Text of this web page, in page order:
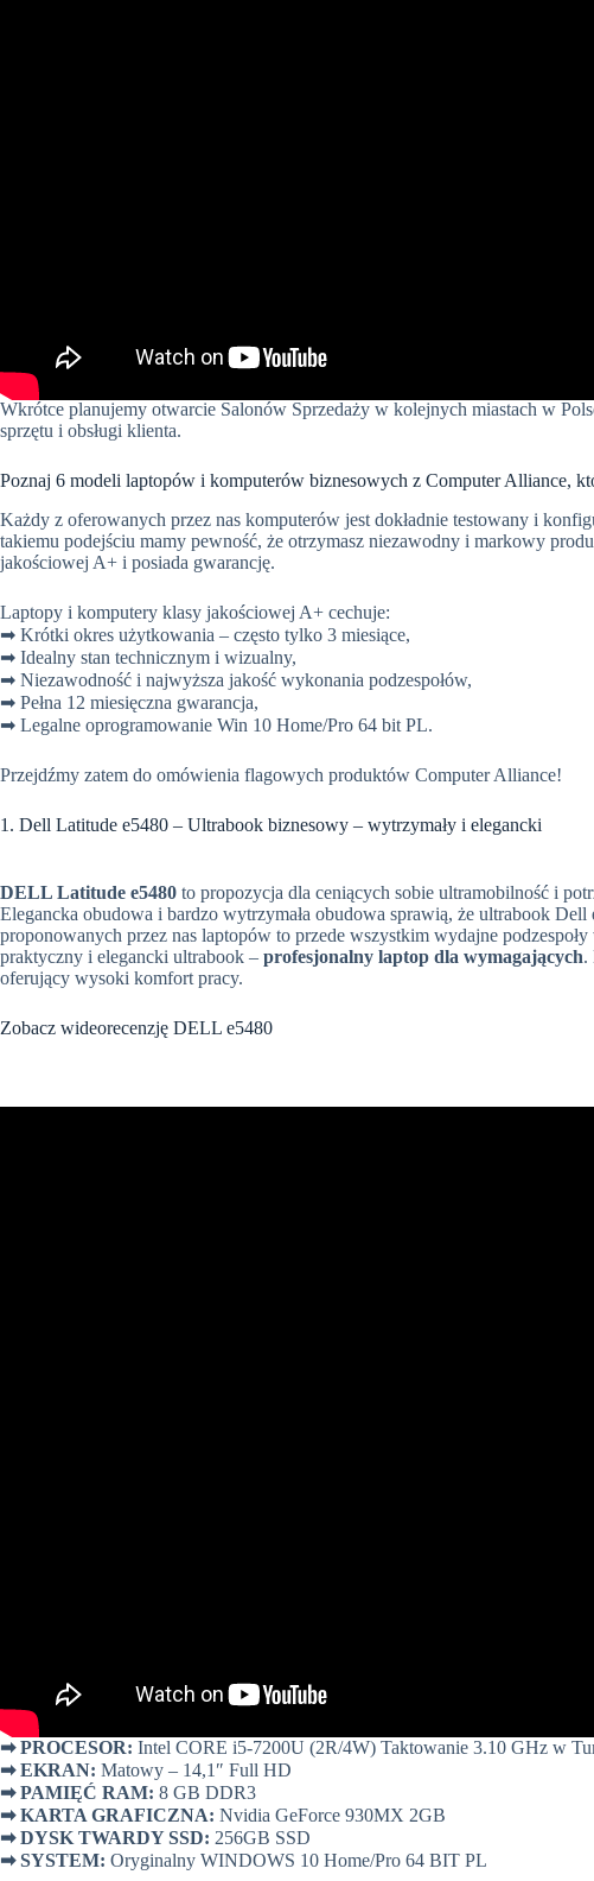
Wkrótce planujemy otwarcie Salonów Sprzedaży w kolejnych miastach w
sprzętu i obsługi klienta.
Poznaj 6 modeli laptopów i komputerów biznesowych z Computer Alliance,
Każdy z oferowanych przez nas komputerów jest dokładnie testowany i
takiemu podejściu mamy pewność, że otrzymasz niezawodny i markowy
jakościowej A+ i posiada gwarancję.
Laptopy i komputery klasy jakościowej A+ cechuje:
➡ Krótki okres użytkowania – często tylko 3 miesiące,
➡ Idealny stan technicznym i wizualny,
➡ Niezawodność i najwyższa jakość wykonania podzespołów,
➡ Pełna 12 miesięczna gwarancja,
➡ Legalne oprogramowanie Win 10 Home/Pro 64 bit PL.
Przejdźmy zatem do omówienia flagowych produktów Computer Alliance!
1. Dell Latitude e5480 – Ultrabook biznesowy – wytrzymały i elegancki
DELL Latitude e5480 to propozycja dla ceniących sobie ultramobilność i
Elegancka obudowa i bardzo wytrzymała obudowa sprawią, że ultrabook Dell
proponowanych przez nas laptopów to przede wszystkim wydajne
praktyczny i elegancki ultrabook – profesjonalny laptop dla wymagających.
oferujący wysoki komfort pracy.
Zobacz wideorecenzję DELL e5480
➡PROCESOR: Intel CORE i5-7200U (2R/4W) Taktowanie 3.10 GHz w
➡EKRAN: Matowy – 14,1″ Full HD
➡PAMIĘĆ RAM: 8 GB DDR3
➡KARTA GRAFICZNA: Nvidia GeForce 930MX 2GB
➡DYSK TWARDY SSD: 256GB SSD
➡SYSTEM: Oryginalny WINDOWS 10 Home/Pro 64 BIT PL